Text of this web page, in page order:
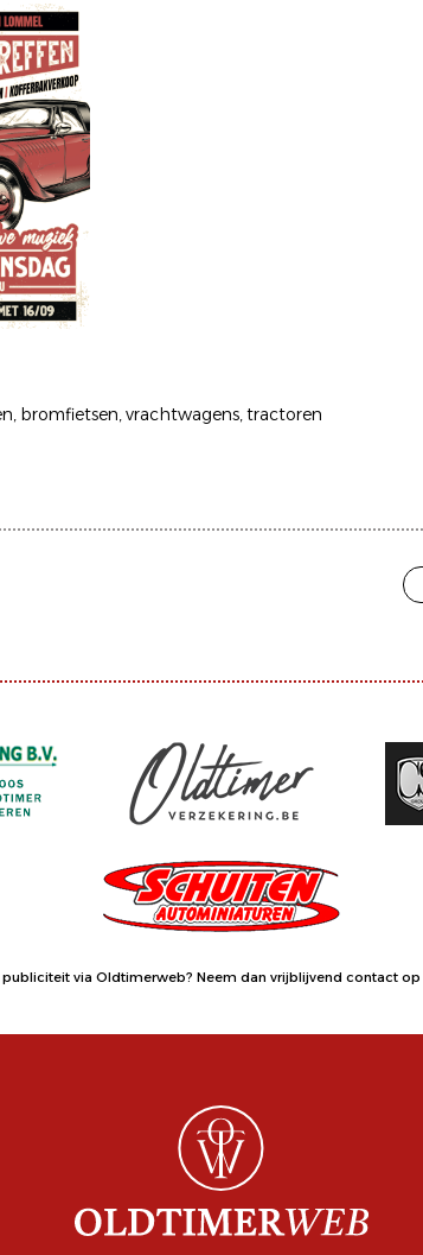
bromfietsen vrachtwagens tractoren
publiciteit via Oldtimerweb? Neem dan vrijblijvend contact op